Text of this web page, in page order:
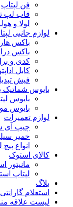
فن لپتاپ
قاب لپ
لولا و
لوازم جانبی
باکس
باکس
کدی و
کابل
فیش
بایوس شماتیک
بایوس
بایوس
لوازم تعمیرات
چیپ آی
خمیر
انواع
کالای استوک
مانیتور
لپتاپ
بلاگ
استعلام گارانتی
لیست علاقه